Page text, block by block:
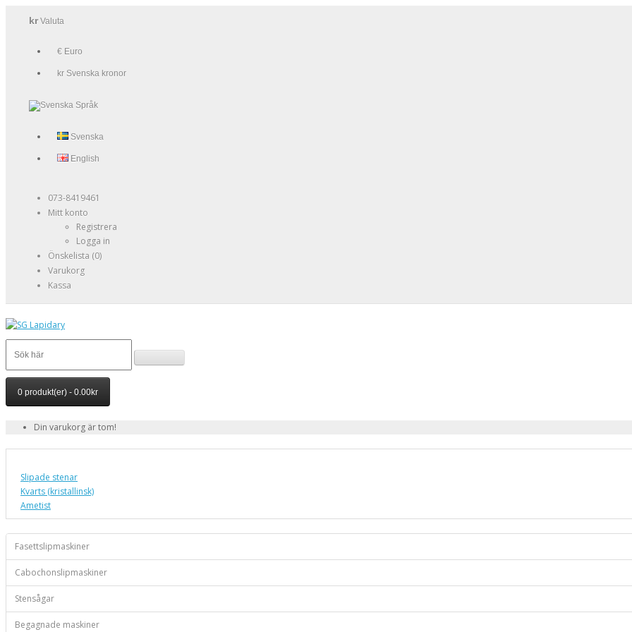
kr Valuta
€ Euro
kr Svenska kronor
Språk
Svenska
English
073-8419461
Mitt konto
Registrera
Logga in
Önskelista (0)
Varukorg
Kassa
0 produkt(er) - 0.00kr
Din varukorg är tom!
Slipade stenar
Kvarts (kristallinsk)
Ametist
Fasettslipmaskiner
Cabochonslipmaskiner
Stensågar
Begagnade maskiner